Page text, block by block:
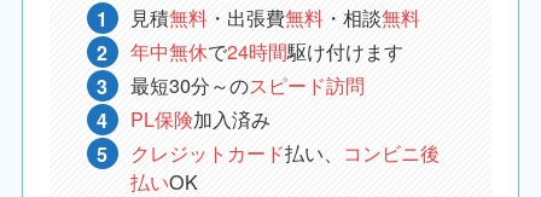
見積無料 ・出張費無料 ・相談無料
年中無休で24時間駆け付けます
最短30分～のスピード訪問
PL保険加入済み
クレジットカード払い、 コンビニ後
払いOK